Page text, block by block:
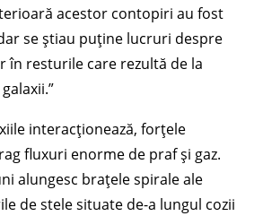
acestor contopiri au fost
se știau puține lucruri despre
în resturile care rezultă de la
interacționează, forțele
fluxuri enorme de praf și gaz.
alungesc brațele spirale ale
de stele situate de-a lungul cozii